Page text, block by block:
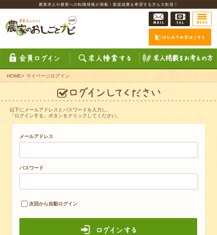
農業求人や農業への転職情報が満載！新規就農を希望する方も大歓迎！
HOME> マイページログイン
以下にメールアドレスとパスワードを入力し、
「ログインする」ボタンをクリックしてください。
メールアドレス
パスワード
次回から自動ログイン